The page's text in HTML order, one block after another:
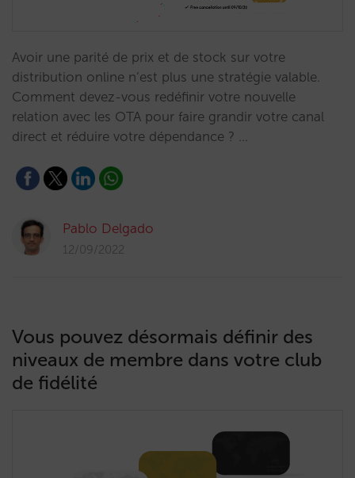
Avoir une parité de prix et de stock sur votre
distribution online n’est plus une stratégie valable.
Comment devez-vous redéfinir votre nouvelle
relation avec les OTA pour faire grandir votre canal
direct et réduire votre dépendance ? …
Pablo Delgado
12/09/2022
Vous pouvez désormais définir des
niveaux de membre dans votre club
de fidélité